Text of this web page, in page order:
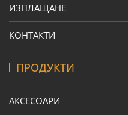
ИЗПЛАЩАНЕ
КОНТАКТИ
ПРОДУКТИ
АКСЕСОАРИ